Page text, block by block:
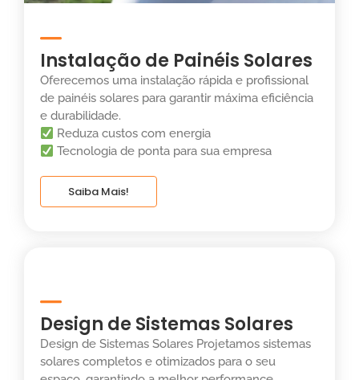
Instalação de Painéis Solares
Oferecemos uma instalação rápida e profissional
de painéis solares para garantir máxima eficiência
e durabilidade.
Reduza custos com energia
Tecnologia de ponta para sua empresa
Saiba Mais!
Design de Sistemas Solares
Design de Sistemas Solares Projetamos sistemas
solares completos e otimizados para o seu